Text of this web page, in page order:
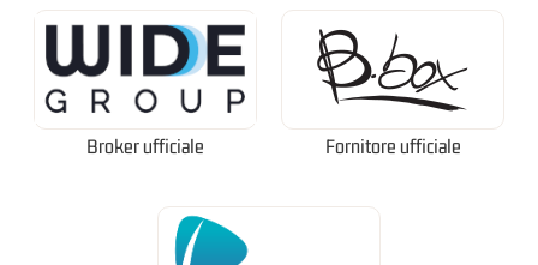
Broker ufficiale Fornitore ufficiale